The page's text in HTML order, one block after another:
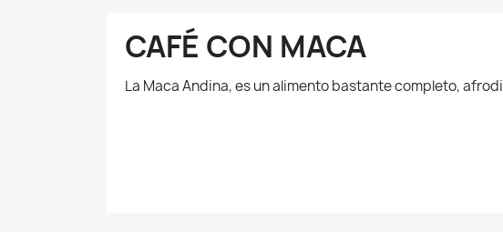
CAFÉ CON MACA
La Maca Andina, es un alimento bastante completo,